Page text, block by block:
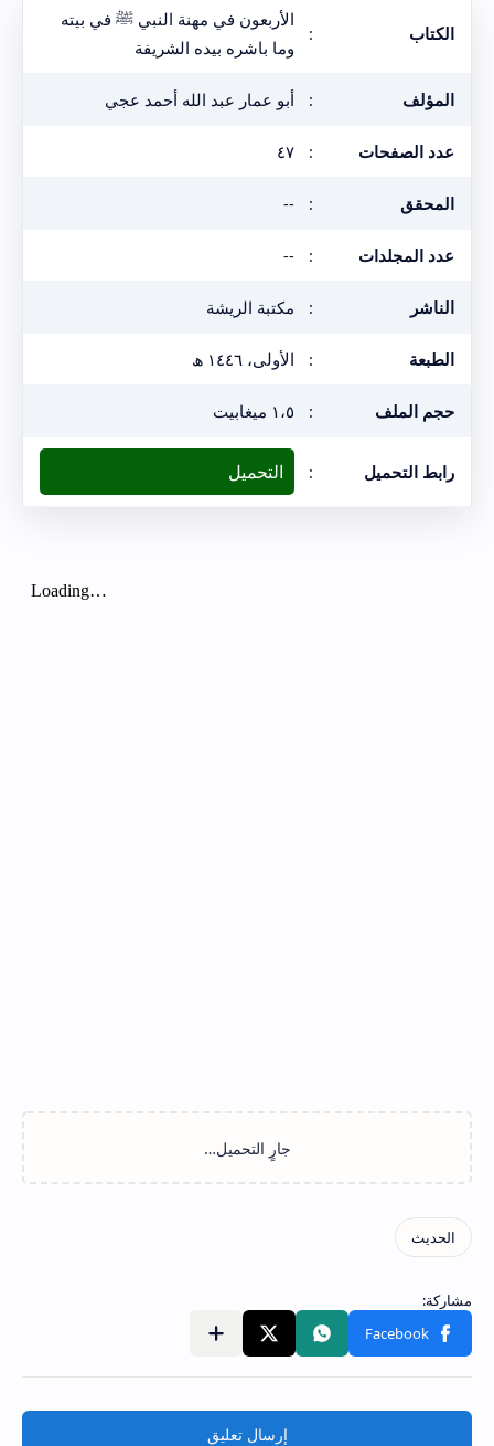
الكتاب :
الأربعون في مهنة النبي ﷺ في بيته
وما باشره بيده الشريفة
المؤلف : أبو عمار عبد الله أحمد عجي
عدد الصفحات : ٤٧
المحقق :
--
عدد المجلدات :
--
الناشر : مكتبة الريشة
الطبعة : الأولى، ١٤٤٦ ھ
حجم الملف : ١،٥ ميغابيت
رابط التحميل : التحميل
إرسال تعليق